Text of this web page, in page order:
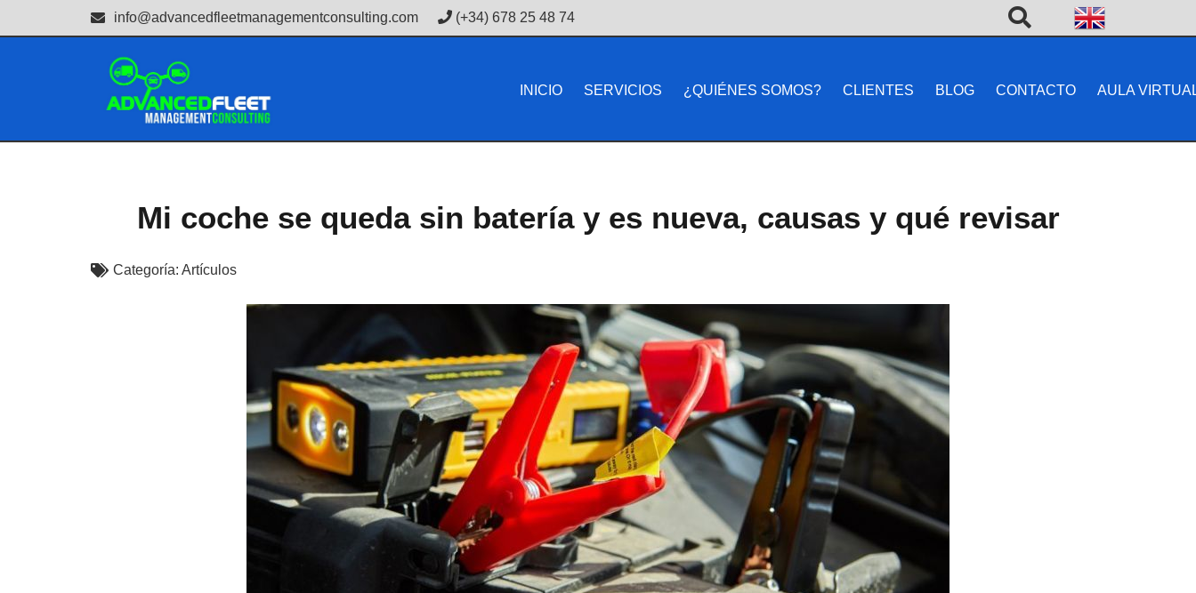
info@advancedfleetmanagementconsulting.com (+34) 678 25 48 74
INICIO SERVICIOS ¿QUIÉNES SOMOS? CLIENTES BLOG CONTACTO AULA
Mi coche se queda sin batería y es nueva, causas y qué revisar
Categoría: Artículos